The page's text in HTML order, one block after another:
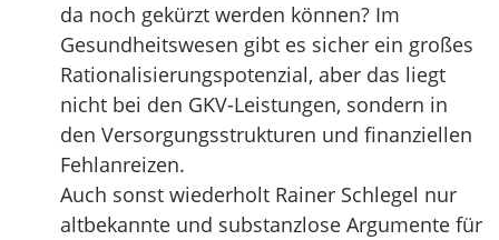
da noch gekürzt werden können? Im
Gesundheitswesen gibt es sicher ein großes
Rationalisierungspotenzial, aber das liegt
nicht bei den GKV-Leistungen, sondern in
den Versorgungsstrukturen und finanziellen
Fehlanreizen.
Auch sonst wiederholt Rainer Schlegel nur
altbekannte und substanzlose Argumente für